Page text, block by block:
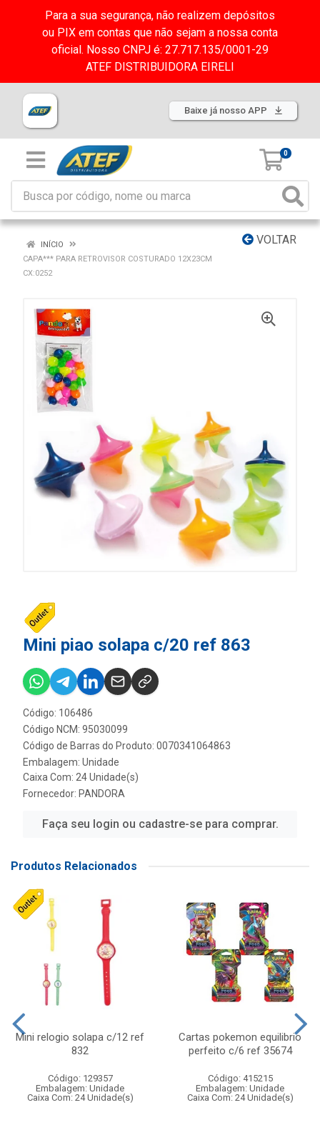
Para a sua segurança, não realizem depósitos
ou PIX em contas que não sejam a nossa conta
oficial. Nosso CNPJ é: 27.717.135/0001-29
ATEF DISTRIBUIDORA EIRELI
Baixe já nosso APP
0
VOLTAR
INÍCIO
CAPA*** PARA RETROVISOR COSTURADO 12X23CM
CX:0252
Mini piao solapa c/20 ref 863
Código: 106486
Código NCM: 95030099
Código de Barras do Produto: 0070341064863
Embalagem: Unidade
Caixa Com: 24 Unidade(s)
Fornecedor: PANDORA
Faça seu login ou cadastre-se para comprar.
Produtos Relacionados
Mini relogio solapa c/12 ref
832
Código: 129357
Embalagem: Unidade
Caixa Com: 24 Unidade(s)
Cartas pokemon equilibrio
perfeito c/6 ref 35674
Código: 415215
Embalagem: Unidade
Caixa Com: 24 Unidade(s)